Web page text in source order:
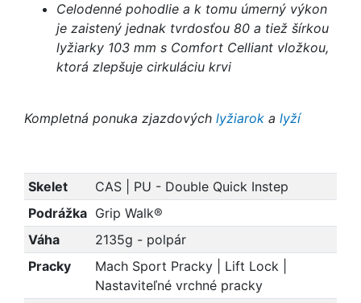
Celodenné pohodlie a k tomu úmerný výkon
je zaistený jednak tvrdosťou 80 a tiež šírkou
lyžiarky 103 mm s Comfort Celliant vložkou,
ktorá zlepšuje cirkuláciu krvi
Kompletná ponuka zjazdových lyžiarok a lyží
Skelet
CAS | PU - Double Quick Instep
Podrážka Grip Walk®
Váha
2135g - polpár
Pracky
Mach Sport Pracky | Lift Lock |
Nastaviteľné vrchné pracky